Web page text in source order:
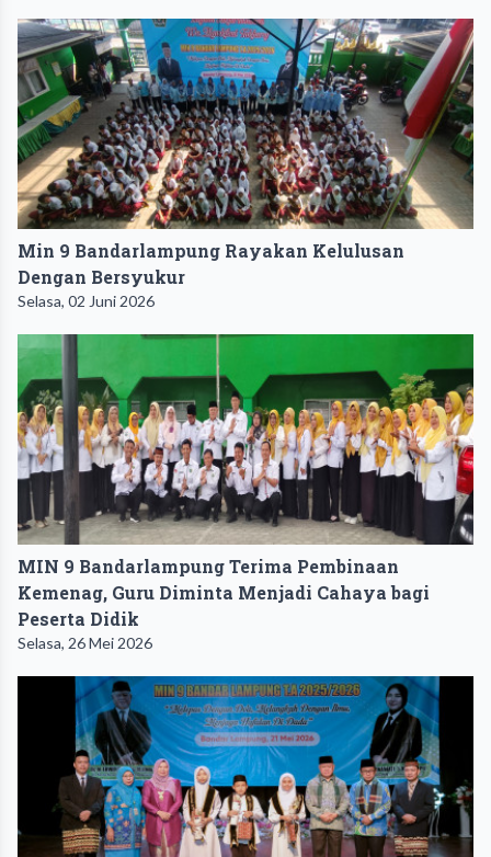
Min 9 Bandarlampung Rayakan Kelulusan
Dengan Bersyukur
Selasa, 02 Juni 2026
MIN 9 Bandarlampung Terima Pembinaan
Kemenag, Guru Diminta Menjadi Cahaya bagi
Peserta Didik
Selasa, 26 Mei 2026